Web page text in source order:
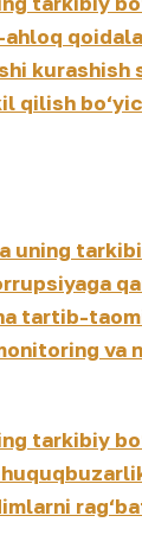
kurashish
qilish
uning
tartib-
va
tarkibiy